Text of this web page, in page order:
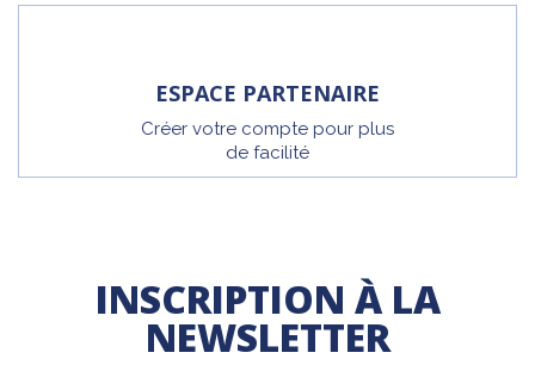
ESPACE PARTENAIRE
Créer votre compte pour plus
de facilité
INSCRIPTION À LA
NEWSLETTER